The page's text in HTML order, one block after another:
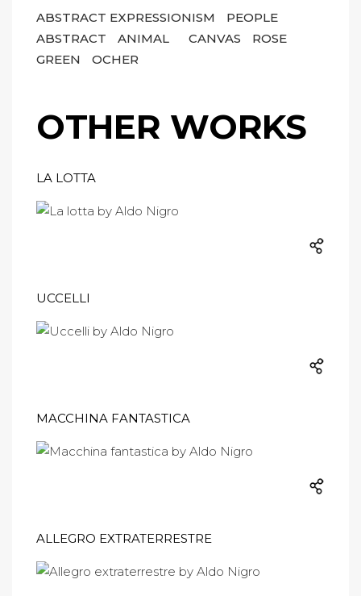
ABSTRACT EXPRESSIONISM
PEOPLE
ABSTRACT
ANIMAL CANVAS
ROSE
GREEN
OCHER
OTHER WORKS
LA LOTTA
UCCELLI
MACCHINA FANTASTICA
ALLEGRO EXTRATERRESTRE